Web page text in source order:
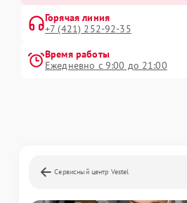
Горячая линия
+7 (421) 252-92-35
Время работы
Ежедневно с 9:00 до 21:00
Сервисный центр Vestel